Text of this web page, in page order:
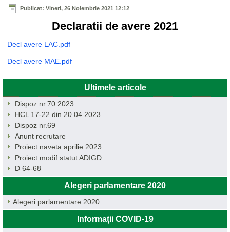
Publicat: Vineri, 26 Noiembrie 2021 12:12
Declaratii de avere 2021
Decl avere LAC.pdf
Decl avere MAE.pdf
Ultimele articole
Dispoz nr.70 2023
HCL 17-22 din 20.04.2023
Dispoz nr.69
Anunt recrutare
Proiect naveta aprilie 2023
Proiect modif statut ADIGD
D 64-68
Alegeri parlamentare 2020
Alegeri parlamentare 2020
Informații COVID-19